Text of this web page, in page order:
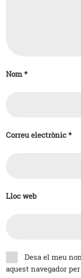
Nom*
Correu electrònic*
Lloc web
Desa el meu
aquest navegador